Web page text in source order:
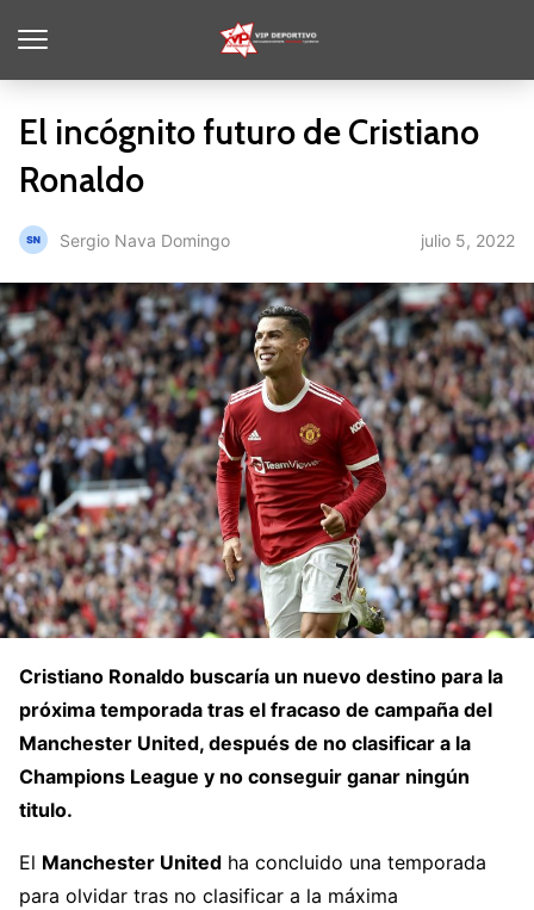
El incógnito futuro de Cristiano
Ronaldo
Sergio Nava Domingo julio 5, 2022
Cristiano Ronaldo buscaría un nuevo destino para la
próxima temporada tras el fracaso de campaña del
Manchester United, después de no clasificar a la
Champions League y no conseguir ganar ningún
titulo.
El Manchester United ha concluido una temporada
para olvidar tras no clasificar a la máxima